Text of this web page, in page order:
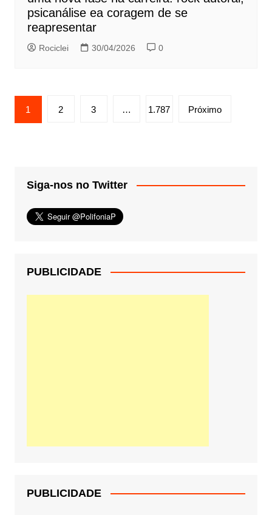
psicanálise ea coragem de se
reapresentar
Rociclei 30/04/2026 0
Paginação
de
1 2 3 … 1.787 Próximo
Siga-nos no Twitter
PUBLICIDADE
PUBLICIDADE